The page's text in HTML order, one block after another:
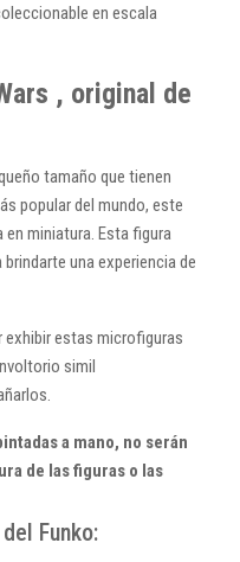
en escala
, original de
tamaño que tienen
popular del mundo, este
miniatura. Esta figura
una experiencia de
estas microfiguras
simil
a mano, no serán
de las figuras o las
Funko: